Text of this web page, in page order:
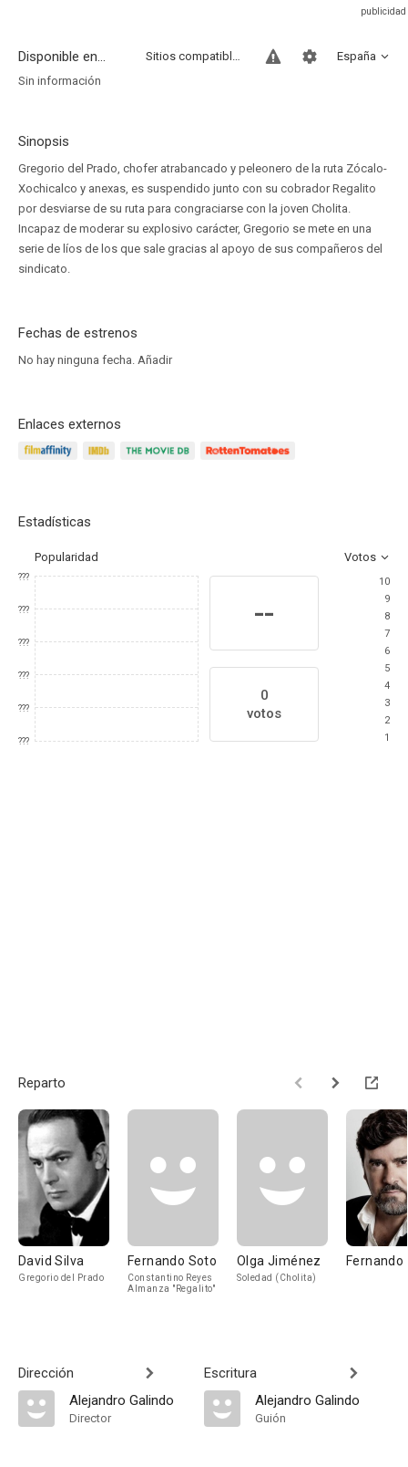
Disponible en... España
Sitios compatibles
Sin información
Sinopsis
Gregorio del Prado, chofer atrabancado y peleonero de la ruta Zócalo-
Xochicalco y anexas, es suspendido junto con su cobrador Regalito
por desviarse de su ruta para congraciarse con la joven Cholita.
Incapaz de moderar su explosivo carácter, Gregorio se mete en una
serie de líos de los que sale gracias al apoyo de sus compañeros del
sindicato.
Fechas de estrenos
No hay ninguna fecha. Añadir
Enlaces externos
Estadísticas
Popularidad Votos
???
???
???
???
???
???
--
0
votos
10
9
8
7
6
5
4
3
2
1
Reparto
David Silva
Gregorio del Prado
Fernando Soto
Constantino Reyes
Almanza "Regalito"
Olga Jiménez
Soledad (Cholita)
Fernando
Dirección
Alejandro Galindo
Director
Escritura
Alejandro Galindo
Guión